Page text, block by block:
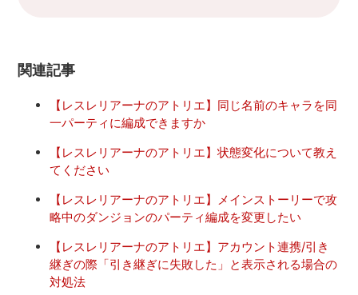
関連記事
【レスレリアーナのアトリエ】同じ名前のキャラを同
一パーティに編成できますか
【レスレリアーナのアトリエ】状態変化について教え
てください
【レスレリアーナのアトリエ】メインストーリーで攻
略中のダンジョンのパーティ編成を変更したい
【レスレリアーナのアトリエ】アカウント連携/引き
継ぎの際「引き継ぎに失敗した」と表示される場合の
対処法